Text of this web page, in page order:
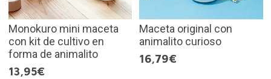
Monokuro mini maceta
con kit de cultivo en
forma de animalito
13,95€
Maceta original con
animalito curioso
16,79€